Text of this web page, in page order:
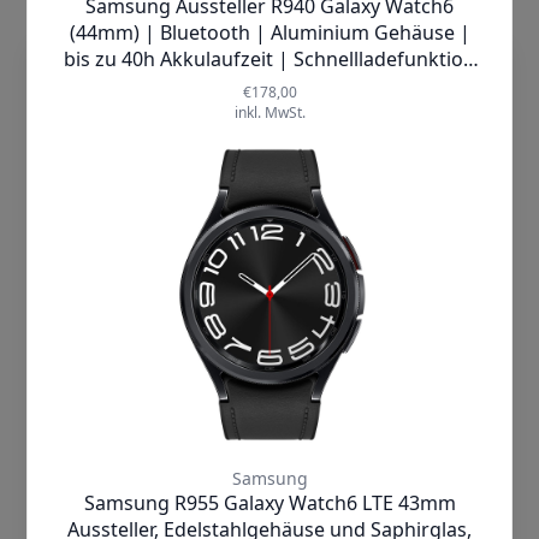
kompaktesten Form in deinen Alltag.
Einmal an deinen Finger gesteckt,
kannst du 24/7 von den intelligenten
Features für einen ausgewogenen
Lifestyle profitieren. Behalte mit dem
Smart Ring dein Wohlbefinden
ganzheitlich im Blick und finde die
richtige Balance aus Aktivität und
Entspannung.
Ob bei der Arbeit, in der Freizeit oder
beim Sport: Mit seinem zeitlosen,
minimalistischen Design aus
widerstandsfähigem Titan Finish ist der
überall ein stilsicherer
Begleiter. Zu deinem ganz persönlichen
Schmuckstück macht ihn das
hochwertige Finish in deiner
Lieblingsfarbe Titanium Black, Titanium
dieTechnik.de nutzt Cookies, damit wir
unsere Seiten sicher und zuverlässig
Deine Nutzererfahrung einschließlich
relevanter Inhalte und personalisierter
Werbung auf unseren Seiten verbessern
können. Mit Klick auf „Cookies
akzeptieren“ willigst Du zum einen in die
Verwendung von Cookies ein. Zum
anderen holen wir auf diese Weise –
soweit erforderlich – deine Einwilligung in
die auf diesen Cookies basierende
Verarbeitung Deiner Daten ein,
Daten an unsere Marketingpartner
(Dritte). Unsere Marketingpartner